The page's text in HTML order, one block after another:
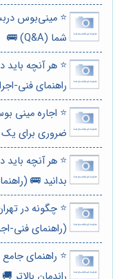
⭐️ مینی‌بوس
شما (Q&A) 🚌
⭐️ هر آنچه باید
راهنمای فنی-
⭐️ اجاره مینی
ضروری برای
⭐️ هر آنچه باید
بدانید 🚌 (راهنمای
(راهنمای فنی-
⭐️ راهنمای